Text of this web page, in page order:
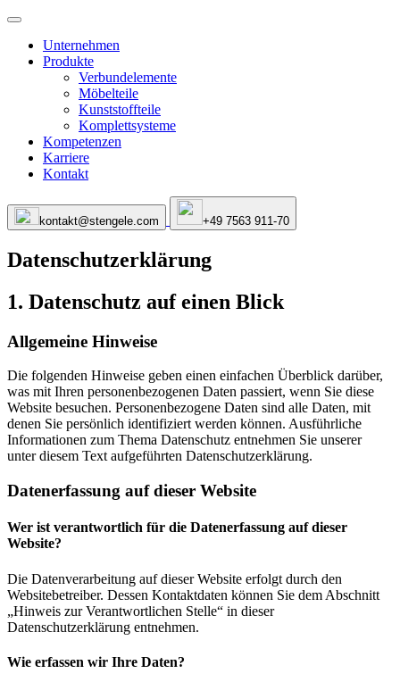
Unternehmen
Produkte
Verbundelemente
Möbelteile
Kunststoffteile
Komplettsysteme
Kompetenzen
Karriere
Kontakt
kontakt@stengele.com +49 7563 911-70
Datenschutzerklärung
1. Datenschutz auf einen Blick
Allgemeine Hinweise
Die folgenden Hinweise geben einen einfachen Überblick darüber,
was mit Ihren personenbezogenen Daten passiert, wenn Sie diese
Website besuchen. Personenbezogene Daten sind alle Daten, mit
denen Sie persönlich identifiziert werden können. Ausführliche
Informationen zum Thema Datenschutz entnehmen Sie unserer
unter diesem Text aufgeführten Datenschutzerklärung.
Datenerfassung auf dieser Website
Wer ist verantwortlich für die Datenerfassung auf dieser
Website?
Die Datenverarbeitung auf dieser Website erfolgt durch den
Websitebetreiber. Dessen Kontaktdaten können Sie dem Abschnitt
„Hinweis zur Verantwortlichen Stelle“ in dieser
Datenschutzerklärung entnehmen.
Wie erfassen wir Ihre Daten?